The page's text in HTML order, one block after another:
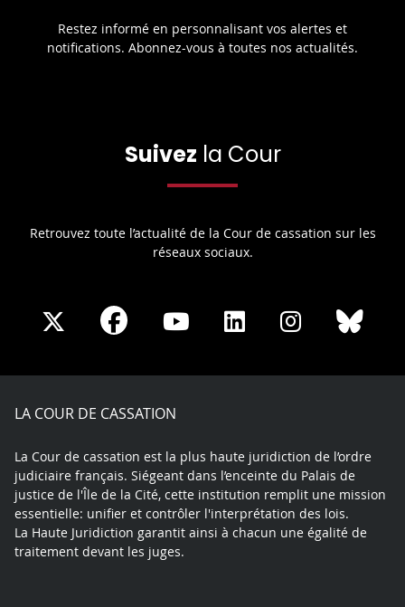
Restez informé en personnalisant vos alertes et
notifications. Abonnez-vous à toutes nos actualités.
Suivez la Cour
Retrouvez toute l’actualité de la Cour de cassation sur les
réseaux sociaux.
Share
X
Share
Facebook
Share
Youtube
Share
LinkedIn
Share
Instagram
LA COUR DE CASSATION
La Cour de cassation est la plus haute juridiction de l’ordre
judiciaire français. Siégeant dans l’enceinte du Palais de
justice de l'Île de la Cité, cette institution remplit une mission
essentielle: unifier et contrôler l'interprétation des lois.
La Haute Juridiction garantit ainsi à chacun une égalité de
traitement devant les juges.